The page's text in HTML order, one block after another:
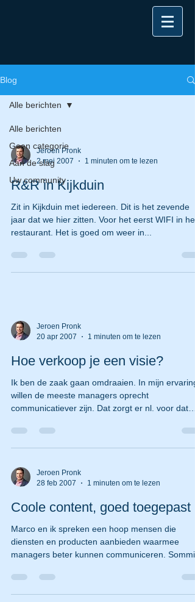
Blog
Alle berichten
Geen categorie
Aan de slag
Uw community
Alle berichten
Jeroen Pronk
2 mei 2007
1 minuten om te lezen
R&R in Kijkduin
Zit in Kijkduin met iedereen. Dit is het zevende
jaar dat we hier zitten. Voor het eerst WIFI in het
restaurant. Het is goed om weer in...
Jeroen Pronk
20 apr 2007
1 minuten om te lezen
Hoe verkoop je een visie?
Ik ben de zaak gaan omdraaien. In mijn ervaring
willen de meeste managers oprecht
communicatiever zijn. Dat zorgt er nl. voor dat
Jeroen Pronk
28 feb 2007
1 minuten om te lezen
Coole content, goed toegepast
Marco en ik spreken een hoop mensen die
diensten en producten aanbieden waarmee
managers beter kunnen communiceren.